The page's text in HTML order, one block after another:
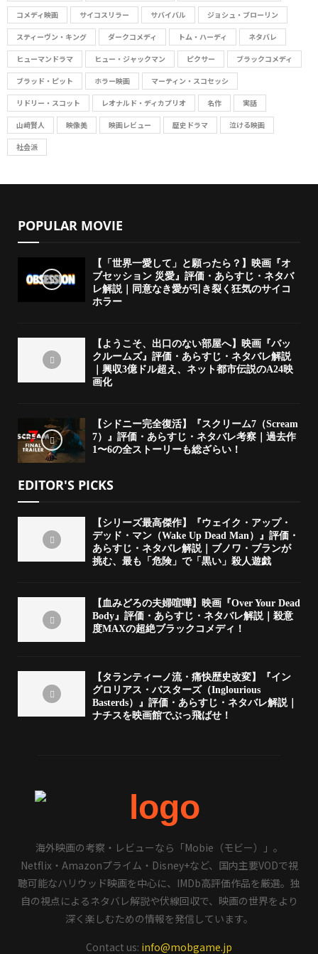
コメディ映画 サイコスリラー サバイバル ジョシュ・ブローリン
スティーヴン・キング ダークコメディ トム・ハーディ ネタバレ
ヒューマンドラマ ヒュー・ジャックマン ピクサー ブラックコメディ
ブラッド・ピット ホラー映画 マーティン・スコセッシ
リドリー・スコット レオナルド・ディカプリオ 名作 実話
山﨑賢人 映像美 映画レビュー 歴史ドラマ 泣ける映画
社会派
POPULAR MOVIE
【「世界一愛して」と願ったら？】映画『オ
ブセッション 災愛』評価・あらすじ・ネタバ
レ解説｜同意なき愛が引き裂く狂気のサイコ
ホラー
【ようこそ、出口のない部屋へ】映画『バッ
クルームズ』評価・あらすじ・ネタバレ解説
｜興収3億ドル超え、ネット都市伝説のA24映
画化
【シドニー完全復活】『スクリーム7（Scream
7）』評価・あらすじ・ネタバレ考察｜過去作
1〜6の全ストーリーも総ざらい！
EDITOR'S PICKS
【シリーズ最高傑作】『ウェイク・アップ・
デッド・マン（Wake Up Dead Man）』評価・
あらすじ・ネタバレ解説｜ブノワ・ブランが
挑む、最も「危険」で「黒い」殺人遊戯
【血みどろの夫婦喧嘩】映画『Over Your Dead
Body』評価・あらすじ・ネタバレ解説｜殺意
度MAXの超絶ブラックコメディ！
【タランティーノ流・痛快歴史改変】『イン
グロリアス・バスターズ（Inglourious
Basterds）』評価・あらすじ・ネタバレ解説｜
ナチスを映画館でぶっ飛ばせ！
海外映画の考察・レビューなら「Mobie（モビー）」。
Netflix・Amazonプライム・Disney+など、国内主要VODで視
聴可能なハリウッド映画を中心に、IMDb高評価作品を厳選。独
自の視点によるネタバレ解説や伏線回収で、映画の世界をより
深く楽しむための情報を発信しています。
Contact us: info@mobgame.jp